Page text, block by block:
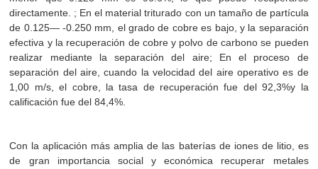
directamente. ; En el material triturado con un tamaño de partícula
de 0.125— -0.250 mm, el grado de cobre es bajo, y la separación
efectiva y la recuperación de cobre y polvo de carbono se pueden
realizar mediante la separación del aire; En el proceso de
separación del aire, cuando la velocidad del aire operativo es de
1,00 m/s, el cobre, la tasa de recuperación fue del 92,3%y la
calificación fue del 84,4%.
Con la aplicación más amplia de las baterías de iones de litio, es
de gran importancia social y económica recuperar metales